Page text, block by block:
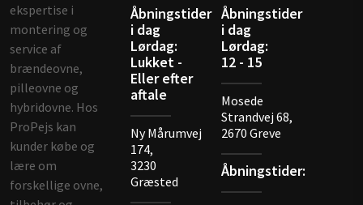
ekspertise i
montering og
service af
brændeovne,
pilleovne og
hybridovne. Hos
ProPejs kan
kunder købe og
lære om
forskellige ovne,
Åbningstider
i dag
Lørdag:
Lukket -
Eller efter
aftale
Ny Mårumvej
174,
3230
Græsted
Åbningstider
i dag
Lørdag:
12 - 15
Mosede
Strandvej 68,
2670 Gre​ve
Åbningstider: